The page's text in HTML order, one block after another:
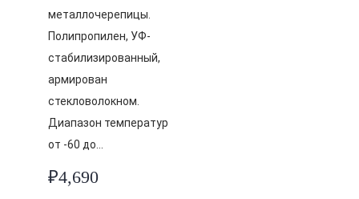
металлочерепицы.
Полипропилен, УФ-
стабилизированный,
армирован
стекловолокном.
Диапазон температур
от -60 до…
₽4,690